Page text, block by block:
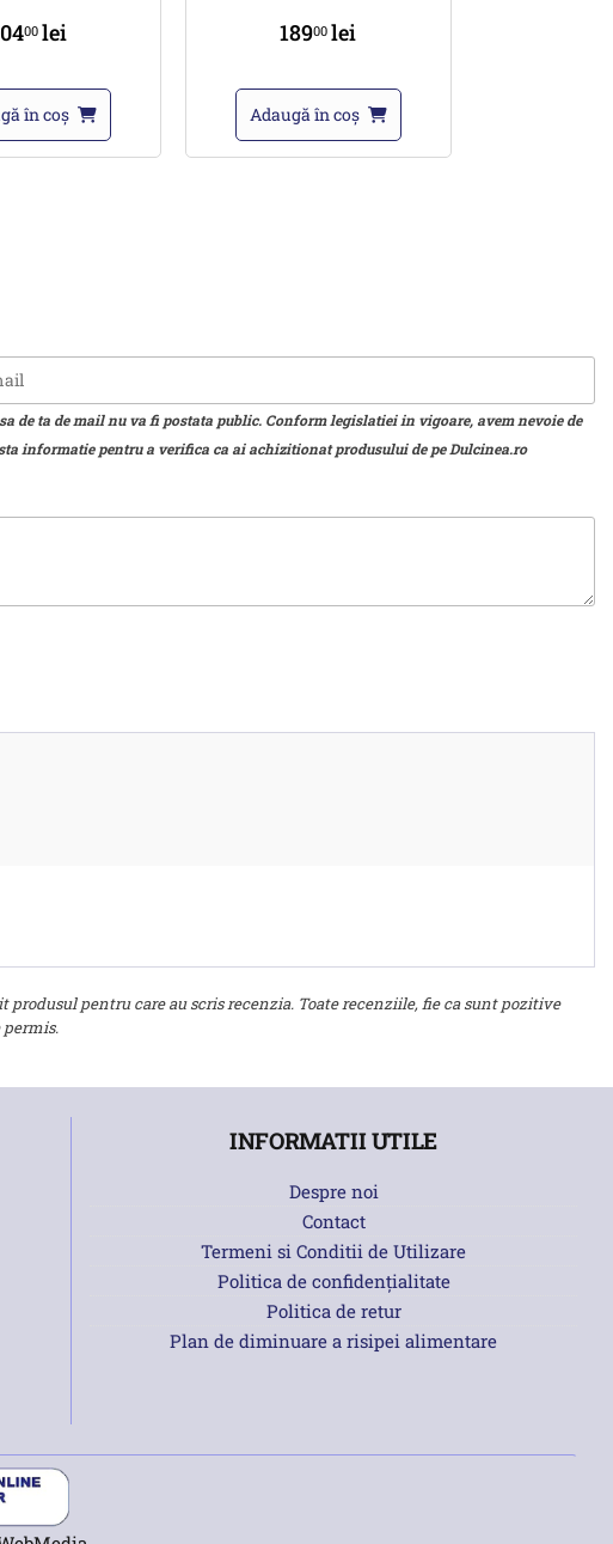
00 lei
în coș
18900lei
Adaugă în coș
de ta de mail nu va fi postata public. Conform legislatiei in vigoare, avem nevoie de
informatie pentru a verifica ca ai achizitionat produsului de pe Dulcinea.ro
pentru care au scris recenzia. Toate recenziile, fie ca sunt pozitive
permis.
INFORMATII UTILE
Despre noi
Contact
Termeni si Conditii de Utilizare
Politica de confidențialitate
Politica de retur
Plan de diminuare a risipei alimentare